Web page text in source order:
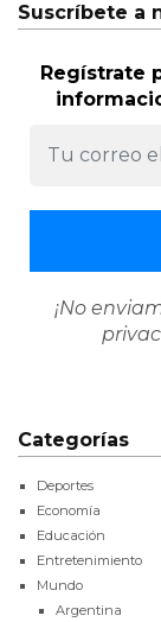
Suscríbete a
Regístrate
¡No
Categorías
Deportes
Economía
Educación
Entretenimiento
Mundo
Argentina